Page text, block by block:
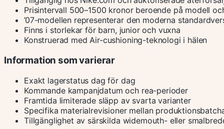
Prisintervall 500–1500 kronor beroende på modell
’07-modellen representerar den moderna
Finns i storlekar för barn, junior och vuxna
Konstruerad med Air-cushioning-teknologi i hälen
Information som varierar
Exakt lagerstatus dag för dag
Kommande kampanjdatum och rea-perioder
Framtida limiterade släpp av svarta varianter
Specifika materialrevisioner mellan
Tillgänglighet av särskilda widemouth- eller